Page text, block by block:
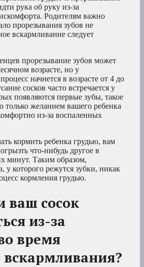
рука об руку из-за
Родителям важно
прорезывания зубов не
вскармливание следует
прорезывание зубов может
возрасте, но у
начнется в возрасте от 4 до
сосков часто встречается у
появляются первые зубы, такое
только желанием вашего ребенка
из-за воспаленных
кормить ребенка грудью, вам
что-нибудь другое в
минут. Таким образом,
у которого режутся зубки, никак
кормления грудью.
ваш сосок
из-за
время
вскармливания?